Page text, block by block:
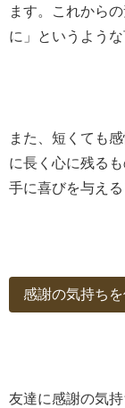
ます。これから
に」というよう
また、短くても
に長く心に残る
手に喜びを与え
感謝の気持ち
友達に感謝の気